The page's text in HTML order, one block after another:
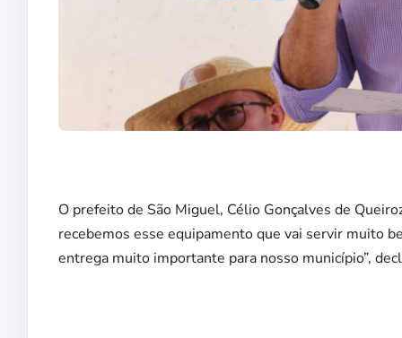
O prefeito de São Miguel, Célio Gonçalves de
recebemos esse equipamento que vai servir muito
entrega muito importante para nosso município”,